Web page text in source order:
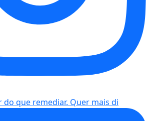
do que remediar. Quer mais di